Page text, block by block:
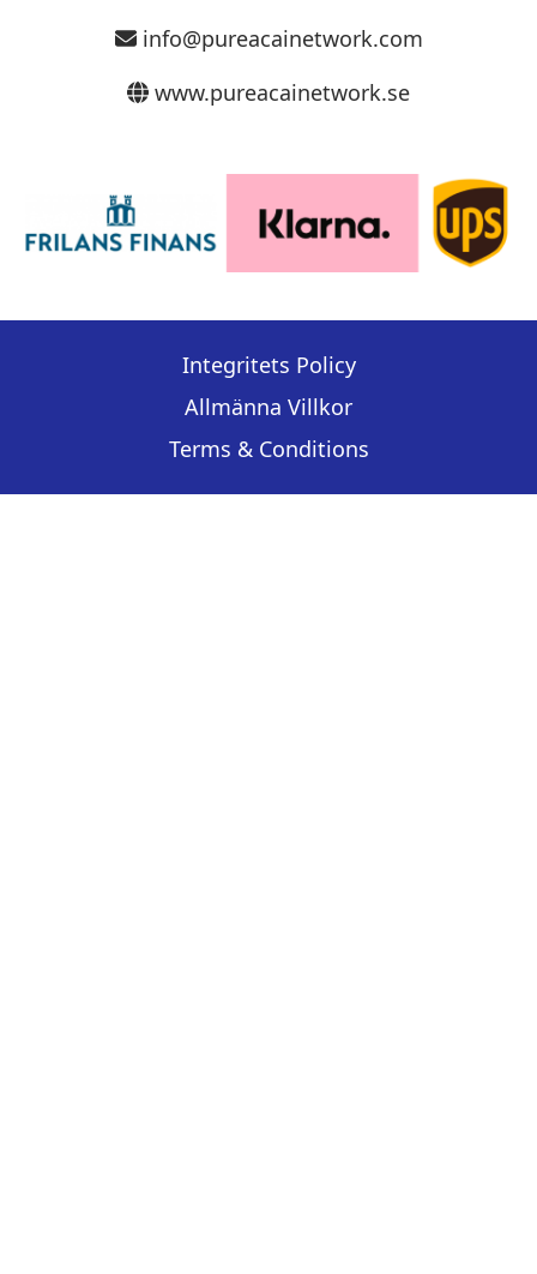
info@pureacainetwork.com
www.pureacainetwork.se
Integritets Policy
Allmänna Villkor
Terms & Conditions